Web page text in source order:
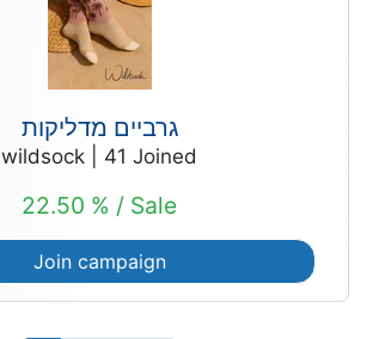
גרביים מדליקות
wildsock 41 Joined
22.50 % / Sale
Join campaign